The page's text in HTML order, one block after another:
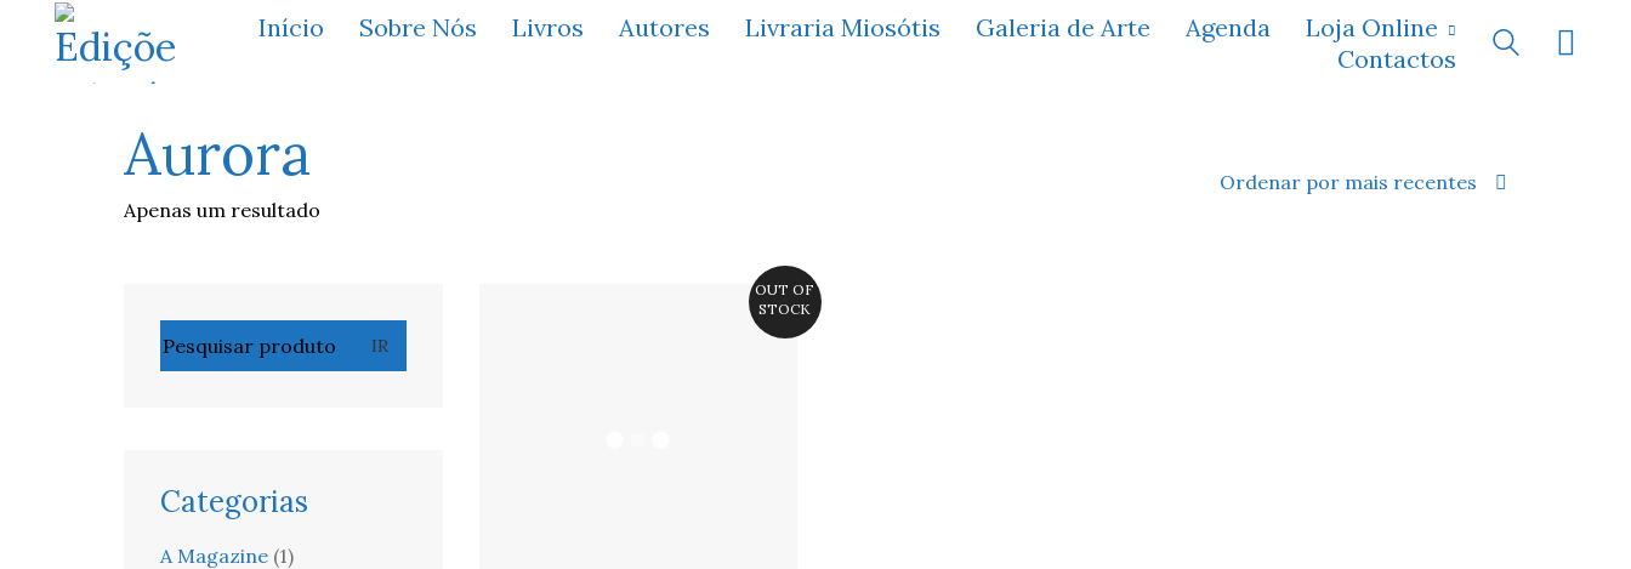
Início Sobre Nós Livros Autores Livraria Miosótis Galeria de Arte Agenda
Loja Online
Contactos
Aurora
Apenas um resultado
Ordenar por mais recentes
OUT OF
STOCK
por:
IR
Categorias
A Magazine (1)